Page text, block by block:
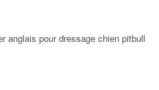
pour dressage chien pitbull